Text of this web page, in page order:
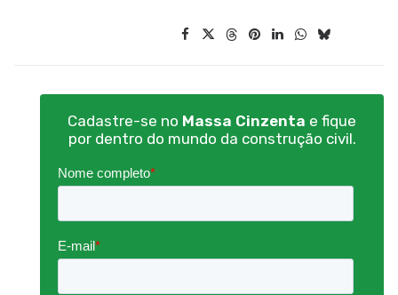
Cadastre-se no Massa Cinzenta e fique
por dentro do mundo da construção civil.